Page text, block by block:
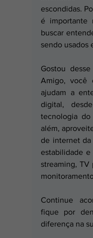
escondidas.
é importante
buscar
sendo usados
Gostou
Amigo, você
ajudam a
digital,
tecnologia
além,
de internet da
estabilidade
streaming, TV
Continue
fique por
diferença na